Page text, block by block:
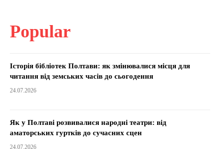
Popular
Історія бібліотек Полтави: як змінювалися місця для
читання від земських часів до сьогодення
24.07.2026
Як у Полтаві розвивалися народні театри: від
аматорських гуртків до сучасних сцен
24.07.2026